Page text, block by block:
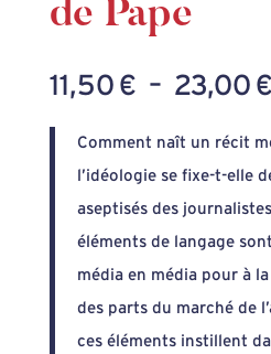
de Pape
11,50 € – 23,00 €
Comment naît un récit
l’idéologie se fixe-t-elle
aseptisés des
éléments de langage
média en média pour à
des parts du marché de
ces éléments instillent